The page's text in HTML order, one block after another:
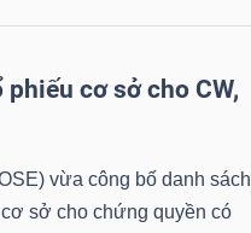
cơ sở cho CW,
vừa công bố danh sách
sở cho chứng quyền có